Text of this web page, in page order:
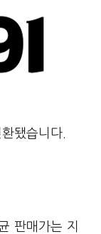
됐습니다.
판매가는 지